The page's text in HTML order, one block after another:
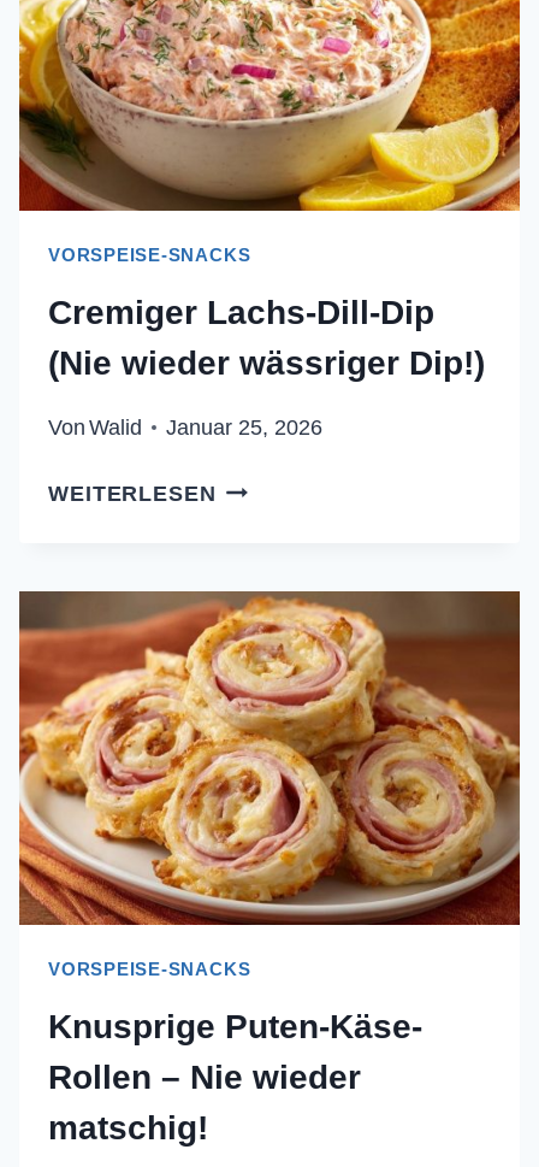
VORSPEISE-SNACKS
Cremiger Lachs-Dill-Dip
(Nie wieder wässriger Dip!)
Von Walid Januar 25, 2026
WEITERLESEN CREMIGER
DIP
(NIE
WIEDER
WÄSSRIGER
DIP!)
VORSPEISE-SNACKS
Knusprige Puten-Käse-
Rollen – Nie wieder
matschig!